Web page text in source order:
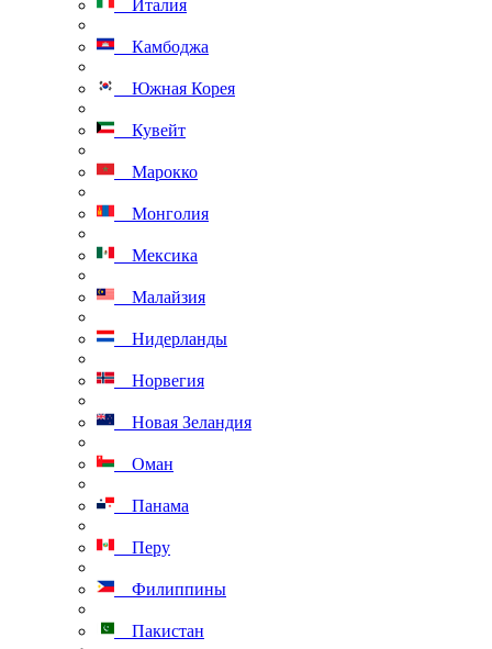
Италия
Камбоджа
Южная Корея
Кувейт
Марокко
Монголия
Мексика
Малайзия
Нидерланды
Норвегия
Новая Зеландия
Оман
Панама
Перу
Филиппины
Пакистан